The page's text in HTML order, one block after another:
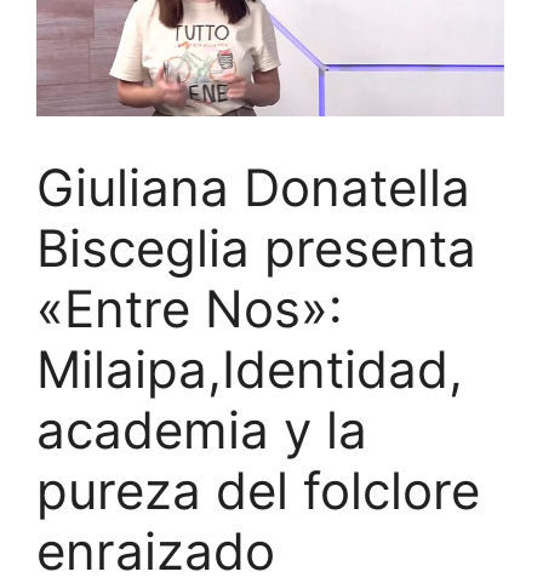
Giuliana Donatella
Bisceglia presenta
«Entre Nos»:
Milaipa,Identidad,
academia y la
pureza del folclore
enraizado